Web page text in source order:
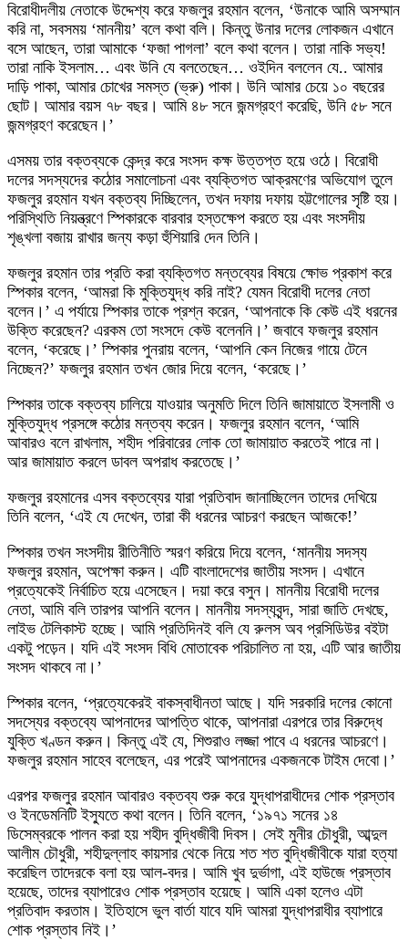
বিরোধীদলীয় নেতাকে উদ্দেশ্য করে ফজলুর রহমান বলেন, ‘উনাকে আমি অসম্মান
করি না, সবসময় ‘মাননীয়’ বলে কথা বলি। কিন্তু উনার দলের লোকজন এখানে
বসে আছেন, তারা আমাকে ‘ফজা পাগলা’ বলে কথা বলেন। তারা নাকি সভ্য!
তারা নাকি ইসলাম… এবং উনি যে বলতেছেন… ওইদিন বললেন যে.. আমার
দাড়ি পাকা, আমার চোখের সমস্ত (ভ্রু) পাকা। উনি আমার চেয়ে ১০ বছরের
ছোট। আমার বয়স ৭৮ বছর। আমি ৪৮ সনে জন্মগ্রহণ করেছি, উনি ৫৮ সনে
জন্মগ্রহণ করেছেন।’
এসময় তার বক্তব্যকে কেন্দ্র করে সংসদ কক্ষ উত্তপ্ত হয়ে ওঠে। বিরোধী
দলের সদস্যদের কঠোর সমালোচনা এবং ব্যক্তিগত আক্রমণের অভিযোগ তুলে
ফজলুর রহমান যখন বক্তব্য দিচ্ছিলেন, তখন দফায় দফায় হট্টগোলের সৃষ্টি হয়।
পরিস্থিতি নিয়ন্ত্রণে স্পিকারকে বারবার হস্তক্ষেপ করতে হয় এবং সংসদীয়
শৃঙ্খলা বজায় রাখার জন্য কড়া হুঁশিয়ারি দেন তিনি।
ফজলুর রহমান তার প্রতি করা ব্যক্তিগত মন্তব্যের বিষয়ে ক্ষোভ প্রকাশ করে
স্পিকার বলেন, ‘আমরা কি মুক্তিযুদ্ধ করি নাই? যেমন বিরোধী দলের নেতা
বলেন।’ এ পর্যায়ে স্পিকার তাকে প্রশ্ন করেন, ‘আপনাকে কি কেউ এই ধরনের
উক্তি করেছেন? এরকম তো সংসদে কেউ বলেননি।’ জবাবে ফজলুর রহমান
বলেন, ‘করেছে।’ স্পিকার পুনরায় বলেন, ‘আপনি কেন নিজের গায়ে টেনে
নিচ্ছেন?’ ফজলুর রহমান তখন জোর দিয়ে বলেন, ‘করেছে।’
স্পিকার তাকে বক্তব্য চালিয়ে যাওয়ার অনুমতি দিলে তিনি জামায়াতে ইসলামী ও
মুক্তিযুদ্ধ প্রসঙ্গে কঠোর মন্তব্য করেন। ফজলুর রহমান বলেন, ‘আমি
আবারও বলে রাখলাম, শহীদ পরিবারের লোক তো জামায়াত করতেই পারে না।
আর জামায়াত করলে ডাবল অপরাধ করতেছে।’
ফজলুর রহমানের এসব বক্তব্যের যারা প্রতিবাদ জানাচ্ছিলেন তাদের দেখিয়ে
তিনি বলেন, ‘এই যে দেখেন, তারা কী ধরনের আচরণ করছেন আজকে!’
স্পিকার তখন সংসদীয় রীতিনীতি স্মরণ করিয়ে দিয়ে বলেন, ‘মাননীয় সদস্য
ফজলুর রহমান, অপেক্ষা করুন। এটি বাংলাদেশের জাতীয় সংসদ। এখানে
প্রত্যেকেই নির্বাচিত হয়ে এসেছেন। দয়া করে বসুন। মাননীয় বিরোধী দলের
নেতা, আমি বলি তারপর আপনি বলেন। মাননীয় সদস্যবৃন্দ, সারা জাতি দেখছে,
লাইভ টেলিকাস্ট হচ্ছে। আমি প্রতিদিনই বলি যে রুলস অব প্রসিডিউর বইটা
একটু পড়েন। যদি এই সংসদ বিধি মোতাবেক পরিচালিত না হয়, এটি আর জাতীয়
সংসদ থাকবে না।’
স্পিকার বলেন, ‘প্রত্যেকেরই বাকস্বাধীনতা আছে। যদি সরকারি দলের কোনো
সদস্যের বক্তব্যে আপনাদের আপত্তি থাকে, আপনারা এরপরে তার বিরুদ্ধে
যুক্তি খণ্ডন করুন। কিন্তু এই যে, শিশুরাও লজ্জা পাবে এ ধরনের আচরণে।
ফজলুর রহমান সাহেব বলেছেন, এর পরেই আপনাদের একজনকে টাইম দেবো।’
এরপর ফজলুর রহমান আবারও বক্তব্য শুরু করে যুদ্ধাপরাধীদের শোক প্রস্তাব
ও ইনডেমনিটি ইস্যুতে কথা বলেন। তিনি বলেন, ‘১৯৭১ সনের ১৪
ডিসেম্বরকে পালন করা হয় শহীদ বুদ্ধিজীবী দিবস। সেই মুনীর চৌধুরী, আব্দুল
আলীম চৌধুরী, শহীদুল্লাহ কায়সার থেকে নিয়ে শত শত বুদ্ধিজীবীকে যারা হত্যা
করেছিল তাদেরকে বলা হয় আল-বদর। আমি খুব দুর্ভাগা, এই হাউজে প্রস্তাব
হয়েছে, তাদের ব্যাপারেও শোক প্রস্তাব হয়েছে। আমি একা হলেও এটা
প্রতিবাদ করতাম। ইতিহাসে ভুল বার্তা যাবে যদি আমরা যুদ্ধাপরাধীর ব্যাপারে
শোক প্রস্তাব নিই।’